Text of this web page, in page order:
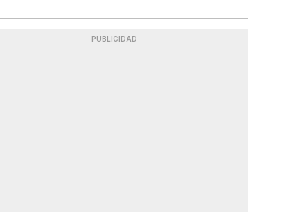
PUBLICIDAD